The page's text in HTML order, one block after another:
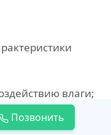
влаги;
при
Позвонить